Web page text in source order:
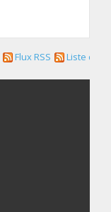
Flux RSS Liste des